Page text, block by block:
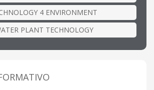
4 ENVIRONMENT
PLANT TECHNOLOGY